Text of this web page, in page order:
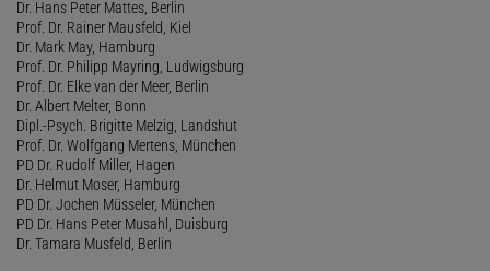
Dr. Hans Peter Mattes, Berlin
Prof. Dr. Rainer Mausfeld, Kiel
Dr. Mark May, Hamburg
Prof. Dr. Philipp Mayring, Ludwigsburg
Prof. Dr. Elke van der Meer, Berlin
Dr. Albert Melter, Bonn
Dipl.-Psych. Brigitte Melzig, Landshut
Prof. Dr. Wolfgang Mertens, München
PD Dr. Rudolf Miller, Hagen
Dr. Helmut Moser, Hamburg
PD Dr. Jochen Müsseler, München
PD Dr. Hans Peter Musahl, Duisburg
Dr. Tamara Musfeld, Berlin